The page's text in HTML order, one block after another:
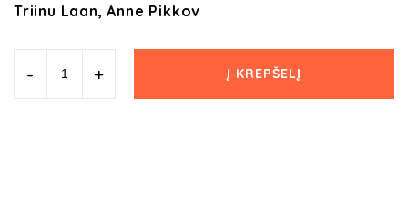
Triinu Laan, Anne Pikkov
- + Į KREPŠELĮ